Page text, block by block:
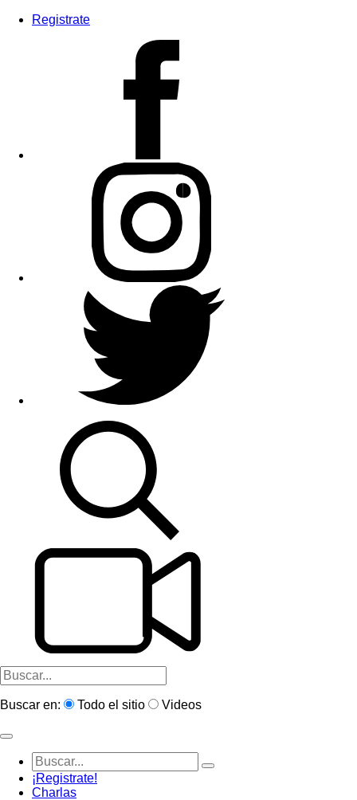
Registrate
Buscar en: Todo el sitio Videos
¡Registrate!
Charlas